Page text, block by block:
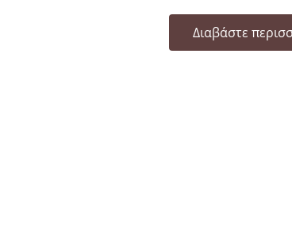
Διαβάστε